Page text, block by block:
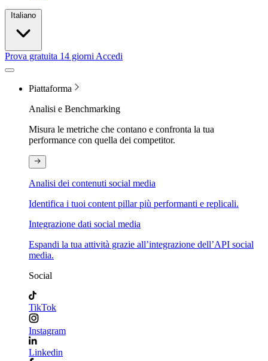
Prova gratuita 14 giorni Accedi
Piattaforma
Analisi e Benchmarking
Misura le metriche che contano e confronta la tua
performance con quella dei competitor.
Analisi dei contenuti social media
Identifica i tuoi content pillar più performanti e replicali.
Integrazione dati social media
Espandi la tua attività grazie all’integrazione dell’API social
media.
Social
TikTok
Instagram
Linkedin